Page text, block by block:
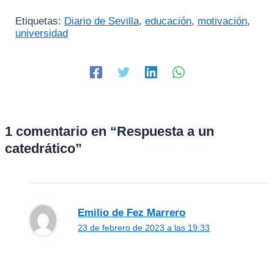
Etiquetas: Diario de Sevilla, educación, motivación,
universidad
1 comentario en “Respuesta a un
catedrático”
Emilio de Fez Marrero
23 de febrero de 2023 a las 19:33